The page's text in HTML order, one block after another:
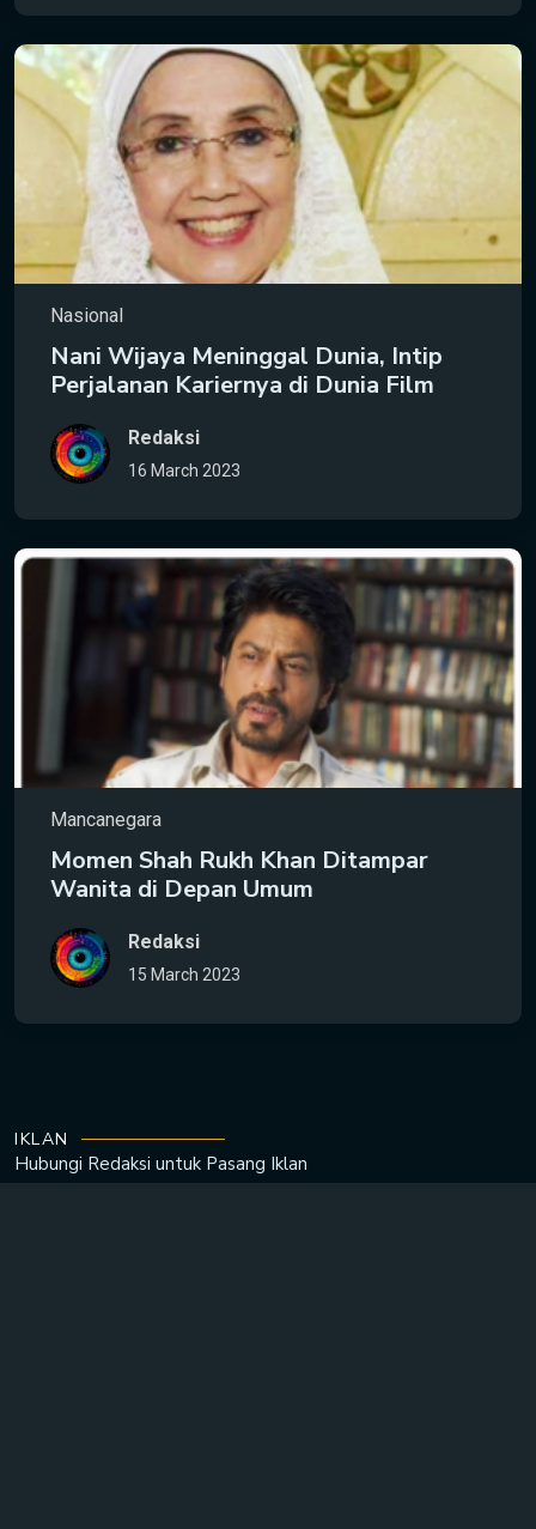
Nasional
Nani Wijaya Meninggal Dunia, Intip
Perjalanan Kariernya di Dunia Film
Redaksi
16 March 2023
Mancanegara
Momen Shah Rukh Khan Ditampar
Wanita di Depan Umum
Redaksi
15 March 2023
IKLAN
Hubungi Redaksi untuk Pasang Iklan